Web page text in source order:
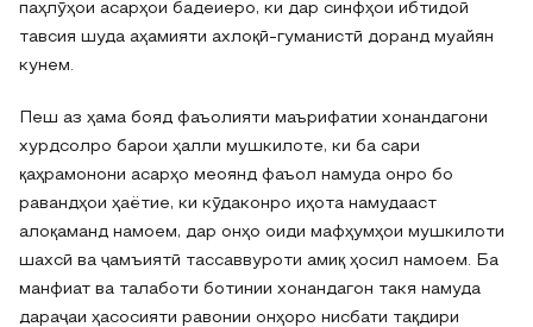
паҳлӯҳои асарҳои бадеиеро, ки дар синфҳои ибтидоӣ
тавсия шуда аҳамияти ахлоқӣ-гуманистӣ доранд муайян
кунем.
Пеш аз ҳама бояд фаъолияти маърифатии хонандагони
хурдсолро барои ҳалли мушкилоте, ки ба сари
қаҳрамонони асарҳо меоянд фаъол намуда онро бо
равандҳои ҳаётие, ки кӯдаконро иҳота намудааст
алоқаманд намоем, дар онҳо оиди мафҳумҳои мушкилоти
шахсӣ ва ҷамъиятӣ тассаввуроти амиқ ҳосил намоем. Ба
манфиат ва талаботи ботинии хонандагон такя намуда
дараҷаи ҳасосияти равонии онҳоро нисбати тақдири